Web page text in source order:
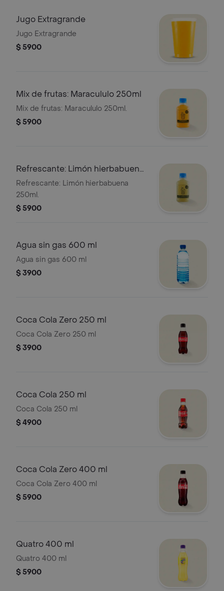
Jugo Extragrande
Jugo Extragrande
$ 5900
Mix de frutas: Maracululo 250ml
Mix de frutas: Maracululo 250ml.
$ 5900
Refrescante: Limón hierbabuena
250ml
Refrescante: Limón hierbabuena
250ml.
$ 5900
Agua sin gas 600 ml
Agua sin gas 600 ml
$ 3900
Coca Cola Zero 250 ml
Coca Cola Zero 250 ml
$ 3900
Coca Cola 250 ml
Coca Cola 250 ml
$ 4900
Coca Cola Zero 400 ml
Coca Cola Zero 400 ml
$ 5900
Quatro 400 ml
Quatro 400 ml
$ 5900